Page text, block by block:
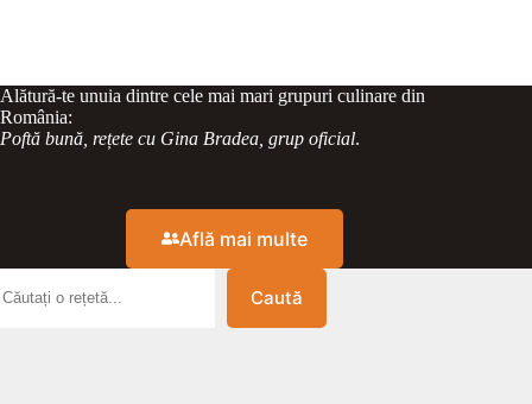
Alătură-te unuia dintre cele mai mari grupuri culinare din
România:
Poftă bună, rețete cu Gina Bradea, grup oficial.
Află mai multe
Caută